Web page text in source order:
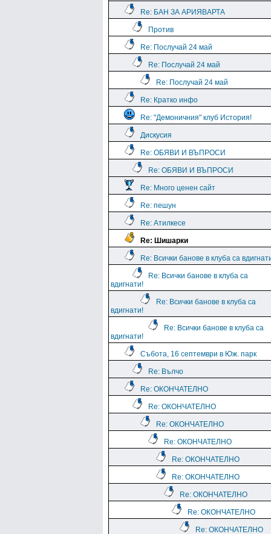
Re: БАН ЗА АРИЯВАРТА
Против
Re: Послучай 24 май
Re: Послучай 24 май
Re: Послучай 24 май
Re: Кратко инфо
Re: "Демоничния" клуб История!
Дискусия
Re: ОБЯВИ И ВЪПРОСИ
Re: ОБЯВИ И ВЪПРОСИ
Re: Много ценен сайт
Re: пешун
Re: Атилкесе
Re: Шишарки
Re: Всички банове в клуба са
Re: Всички банове в клуба са
вдигнати!
Re: Всички банове в клуба са
вдигнати!
Re: Всички банове в клуба са
вдигнати!
Събота, 16 септември в Юж. парк
Re: Вълчо
Re: ОКОНЧАТЕЛНО
Re: ОКОНЧАТЕЛНО
Re: ОКОНЧАТЕЛНО
Re: ОКОНЧАТЕЛНО
Re: ОКОНЧАТЕЛНО
Re: ОКОНЧАТЕЛНО
Re: ОКОНЧАТЕЛНО
Re: ОКОНЧАТЕЛНО
Re: ОКОНЧАТЕЛНО